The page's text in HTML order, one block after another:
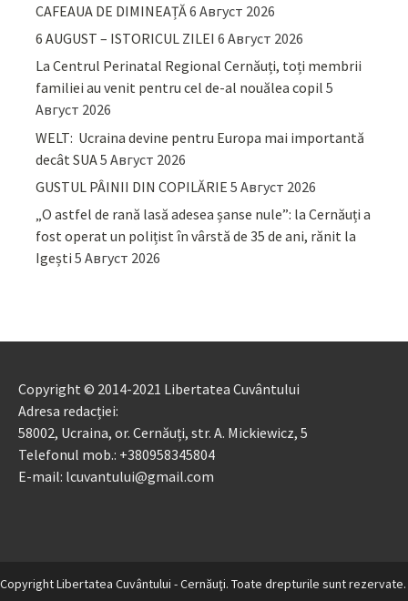
CAFEAUA DE DIMINEAȚĂ6 Август 2026
6 AUGUST – ISTORICUL ZILEI 6 Август 2026
La Centrul Perinatal Regional Cernăuți, toți membrii
familiei au venit pentru cel de-al nouălea copil 5
Август 2026
WELT: Ucraina devine pentru Europa mai importantă
decât SUA5 Август 2026
GUSTUL PÂINII DIN COPILĂRIE 5 Август 2026
„O astfel de rană lasă adesea șanse nule”: la Cernăuți a
fost operat un polițist în vârstă de 35 de ani, rănit la
Igești 5 Август 2026
Copyright © 2014-2021 Libertatea Cuvântului
Adresa redacției:
58002, Ucraina, or. Cernăuți, str. A. Mickiewicz, 5
Telefonul mob.: +380958345804
E-mail: lcuvantului@gmail.com
Copyright Libertatea Cuvântului - Cernăuţi. Toate drepturile sunt rezervate.